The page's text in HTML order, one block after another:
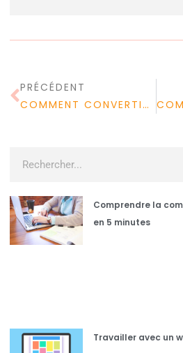
PRÉCÉDENT
COMMENT CONVERTIR UN DOCUMENT EN PDF ?
Comprendre la
en 5 minutes
Travailler avec un